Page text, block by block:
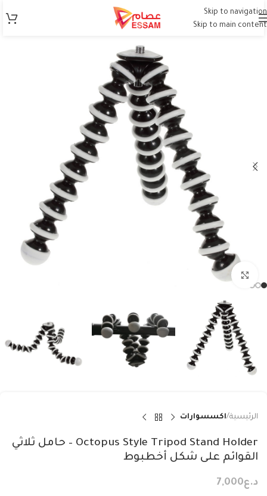
Skip to navigation
Skip to main content
Click to enlarge
الرئيسية اكسسوارات
Octopus Style Tripod Stand Holder – حامل ثلاثي
القوائم على شكل أخطبوط
د.ع7,000